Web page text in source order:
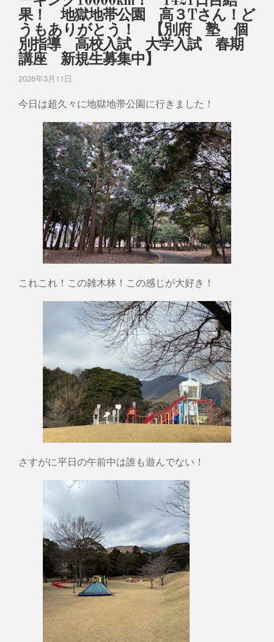
果！ 地獄地帯公園 高３Tさん！ど
うもありがとう！ 【別府 塾 個
別指導 高校入試 大学入試 春期
講座 新規生募集中】
2026年3月11日
今日は超久々に地獄地帯公園に行きました！
これこれ！この雑木林！この感じが大好き！
さすがに平日の午前中は誰も遊んでない！